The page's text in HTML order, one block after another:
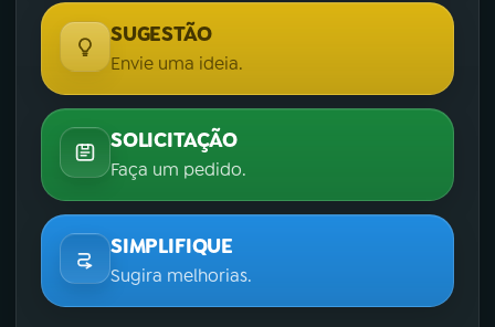
SUGESTÃO
Envie uma ideia.
SOLICITAÇÃO
Faça um pedido.
SIMPLIFIQUE
Sugira melhorias.